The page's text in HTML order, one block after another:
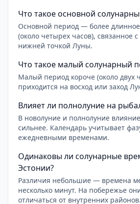
Что такое основной
Основной период — более длинное
(около четырех часов), связанное
нижней точкой Луны.
Что такое малый солунарный
Малый период короче (около двух
приходится на восход или заход
Влияет ли полнолуние на
В новолуние и полнолуние
сильнее. Календарь учитывает
ежедневными временами.
Одинаковы ли солунарные
Эстонии?
Различия небольшие — времена
несколько минут. На побережье
отличаться от внутренних районов.